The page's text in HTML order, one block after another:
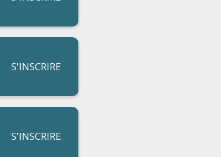
S'INSCRIRE
S'INSCRIRE